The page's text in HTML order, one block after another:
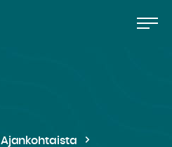
Ajankohtaista